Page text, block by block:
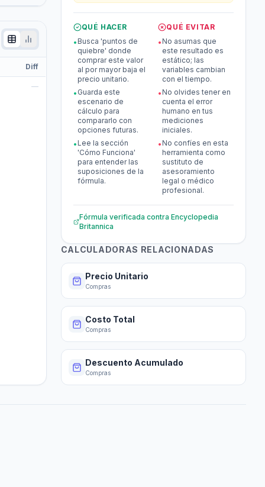
Diff
—
QUÉ HACER
• Busca 'puntos de
quiebre' donde
comprar este valor
al por mayor baja el
precio unitario.
• Guarda este
escenario de
cálculo para
compararlo con
opciones futuras.
• Lee la sección
'Cómo Funciona'
para entender las
suposiciones de la
fórmula.
QUÉ EVITAR
• No asumas que
este resultado es
estático; las
variables cambian
con el tiempo.
• No olvides tener en
cuenta el error
humano en tus
mediciones
iniciales.
• No confíes en esta
herramienta como
sustituto de
asesoramiento
legal o médico
profesional.
Fórmula verificada contra Encyclopedia
Britannica
CALCULADORAS RELACIONADAS
Precio Unitario
Compras
Costo Total
Compras
Descuento Acumulado
Compras